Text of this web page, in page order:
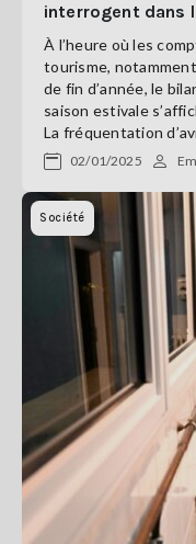
interrogent dans
À l’heure où les
tourisme,
de fin d’année, le
saison estivale
La fréquentation
02/01/2025
Société